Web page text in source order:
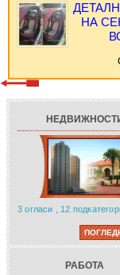
НА
3 огласи , 12
РАБОТА